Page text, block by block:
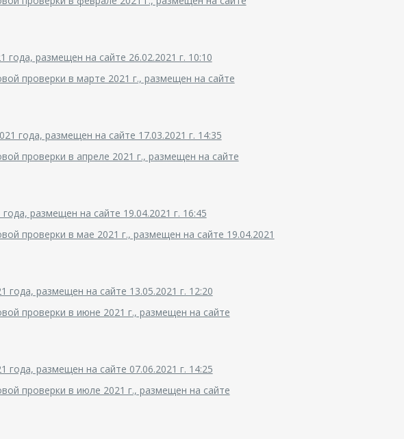
года, размещен на сайте 26.02.2021 г. 10:10
проверки в марте 2021 г., размещен на сайте
года, размещен на сайте 17.03.2021 г. 14:35
проверки в апреле 2021 г., размещен на сайте
размещен на сайте 19.04.2021 г. 16:45
проверки в мае 2021 г., размещен на сайте 19.04.2021
года, размещен на сайте 13.05.2021 г. 12:20
проверки в июне 2021 г., размещен на сайте
года, размещен на сайте 07.06.2021 г. 14:25
проверки в июле 2021 г., размещен на сайте